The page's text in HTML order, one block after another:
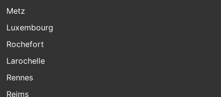
Metz
Luxembourg
Rochefort
Larochelle
Rennes
Reims